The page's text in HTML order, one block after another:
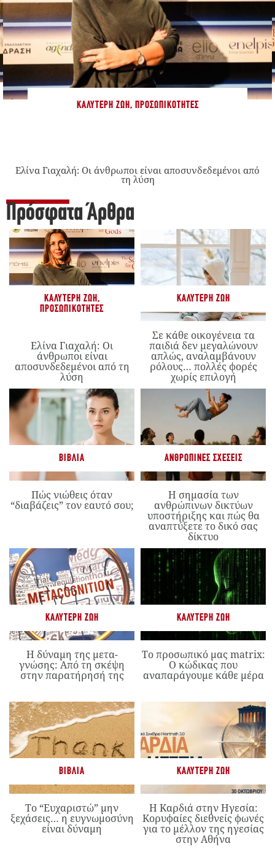
ΚΑΛΎΤΕΡΗ ΖΩΉ, ΠΡΟΣΩΠΙΚΌΤΗΤΕΣ
Ελίνα Γιαχαλή: Οι άνθρωποι είναι αποσυνδεδεμένοι από
τη λύση
Πρόσφατα Άρθρα
ΚΑΛΎΤΕΡΗ ΖΩΉ,
ΠΡΟΣΩΠΙΚΌΤΗΤΕΣ
Ελίνα Γιαχαλή: Οι
άνθρωποι είναι
αποσυνδεδεμένοι από τη
λύση
ΚΑΛΎΤΕΡΗ ΖΩΉ
Σε κάθε οικογένεια τα
παιδιά δεν μεγαλώνουν
απλώς, αναλαμβάνουν
ρόλους… πολλές φορές
χωρίς επιλογή
ΒΙΒΛΊΑ
Πώς νιώθεις όταν
“διαβάζεις” τον εαυτό σου;
ΑΝΘΡΏΠΙΝΕΣ ΣΧΈΣΕΙΣ
Η σημασία των
ανθρώπινων δικτύων
υποστήριξης και πώς θα
αναπτύξετε το δικό σας
δίκτυο
ΚΑΛΎΤΕΡΗ ΖΩΉ
Η δύναμη της μετα-
γνώσης: Από τη σκέψη
στην παρατήρησή της
ΚΑΛΎΤΕΡΗ ΖΩΉ
Το προσωπικό μας matrix:
Ο κώδικας που
αναπαράγουμε κάθε μέρα
ΒΙΒΛΊΑ
Το “Ευχαριστώ” μην
ξεχάσεις… η ευγνωμοσύνη
είναι δύναμη
ΚΑΛΎΤΕΡΗ ΖΩΉ
Η Καρδιά στην Ηγεσία:
Κορυφαίες διεθνείς φωνές
για το μέλλον της ηγεσίας
στην Αθήνα